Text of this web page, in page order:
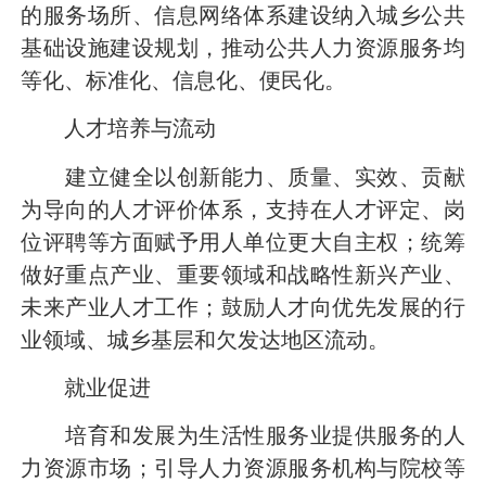
的服务场所、信息网络体系建设纳入城乡公共
基础设施建设规划，推动公共人力资源服务均
等化、标准化、信息化、便民化。
人才培养与流动
建立健全以创新能力、质量、实效、贡献
为导向的人才评价体系，支持在人才评定、岗
位评聘等方面赋予用人单位更大自主权；统筹
做好重点产业、重要领域和战略性新兴产业、
未来产业人才工作；鼓励人才向优先发展的行
业领域、城乡基层和欠发达地区流动。
就业促进
培育和发展为生活性服务业提供服务的人
力资源市场；引导人力资源服务机构与院校等